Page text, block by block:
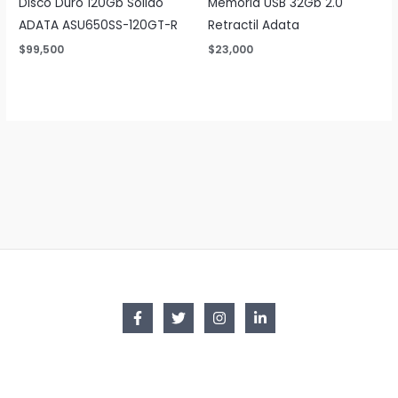
Disco Duro 120Gb Solido
ADATA ASU650SS-120GT-R
$99,500
Memoria USB 32Gb 2.0
Retractil Adata
$23,000